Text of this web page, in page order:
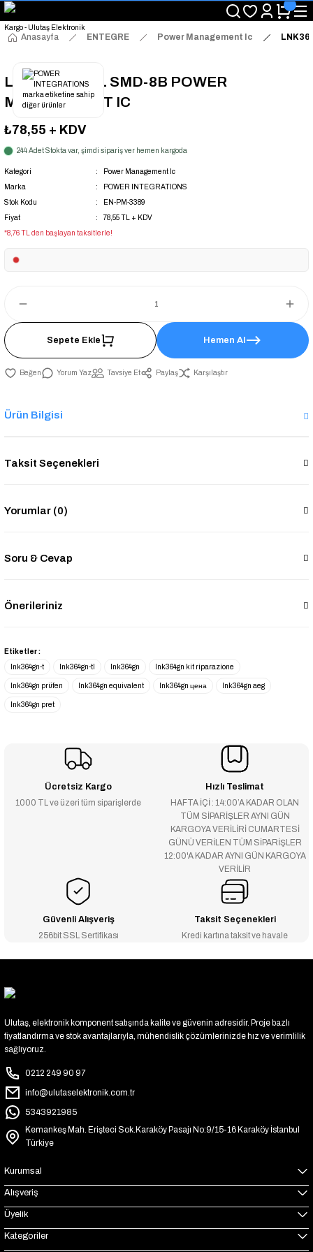
"Saat 14:00'a Kadar Verilen Siparişlerde Aynı Gün Kargo Avantajı!
"Binlerce Ürün Çeşitliliği ile Stoktan Hemen Teslim."
"Toptan Fiyatına Perakende Satış Avantajını Kaçırmayın!"
Anasayfa ENTEGRE Power Management Ic
LNK364GN-TL SMD-8B POWER
MANAGEMENT IC
₺78,55 + KDV
244 Adet Stokta var, şimdi sipariş ver hemen kargoda
Kategori
Power Management Ic
Marka
POWER INTEGRATIONS
Stok Kodu
EN-PM-3389
Fiyat
78,55 TL + KDV
*8,76 TL den başlayan taksitlerle!
Sepete Ekle Hemen Al
Yorum Yaz Tavsiye Et Paylaş Karşılaştır
Ürün Bilgisi
Taksit Seçenekleri
Yorumlar (0)
Soru & Cevap
Önerileriniz
Etiketler :
lnk364gn-t
lnk364gn-tl lnk364gn lnk364gn kit riparazione
lnk364gn prüfen lnk364gn equivalent lnk364gn цена lnk364gn aeg
lnk364gn pret
Ücretsiz Kargo
1000 TL ve üzeri tüm siparişlerde
Hızlı Teslimat
HAFTA İÇİ : 14:00’A KADAR OLAN
TÜM SİPARİŞLER AYNI GÜN
KARGOYA VERİLİRİ CUMARTESİ
GÜNÜ VERİLEN TÜM SİPARİŞLER
12:00'A KADAR AYNI GÜN KARGOYA
VERİLİR
Güvenli Alışveriş
256bit SSL Sertifikası
Taksit Seçenekleri
Kredi kartına taksit ve havale
Ulutaş, elektronik komponent satışında kalite ve güvenin adresidir. Proje bazlı
fiyatlandırma ve stok avantajlarıyla, mühendislik çözümlerinizde hız ve verimlilik
sağlıyoruz.
0212 249 90 97
info@ulutaselektronik.com.tr
5343921985
Kemankeş Mah. Erişteci Sok.Karaköy Pasajı No:9/15-16 Karaköy İstanbul
Türkiye
Kurumsal
Alışveriş
Üyelik
Kategoriler